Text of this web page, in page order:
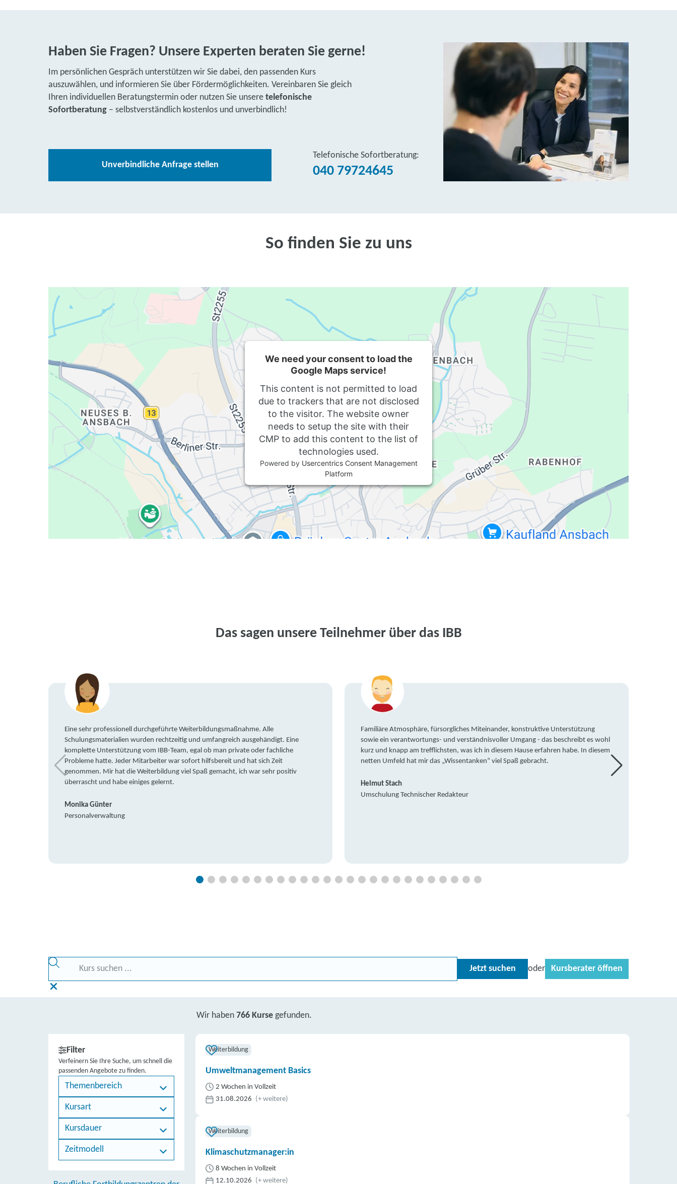
Haben Sie Fragen? Unsere Experten beraten Sie gerne!
Im persönlichen Gespräch unterstützen wir Sie dabei, den passenden Kurs
auszuwählen, und informieren Sie über Fördermöglichkeiten. Vereinbaren Sie gleich
Ihren individuellen Beratungstermin oder nutzen Sie unsere telefonische
Sofortberatung – selbstverständlich kostenlos und unverbindlich!
Unverbindliche Anfrage stellen
Telefonische Sofortberatung:
040 79724645
So finden Sie zu uns
We need your consent to load the
Google Maps service!
This content is not permitted to load
due to trackers that are not disclosed
to the visitor. The website owner
needs to setup the site with their
CMP to add this content to the list of
technologies used.
Powered by Usercentrics Consent Management
Platform
Das sagen unsere Teilnehmer über das IBB
Eine sehr professionell durchgeführte Weiterbildungsmaßnahme. Alle
Schulungsmaterialien wurden rechtzeitig und umfangreich ausgehändigt. Eine
komplette Unterstützung vom IBB-Team, egal ob man private oder fachliche
Probleme hatte. Jeder Mitarbeiter war sofort hilfsbereit und hat sich Zeit
genommen. Mir hat die Weiterbildung viel Spaß gemacht, ich war sehr positiv
überrascht und habe einiges gelernt.
Monika Günter
Personalverwaltung
Familiäre Atmosphäre, fürsorgliches Miteinander, konstruktive Unterstützung
sowie ein verantwortungs- und verständnisvoller Umgang - das beschreibt es wohl
kurz und knapp am trefflichsten, was ich in diesem Hause erfahren habe. In diesem
netten Umfeld hat mir das „Wissentanken“ viel Spaß gebracht.
Helmut Stach
Umschulung Technischer Redakteur
Jetzt suchen oder Kursberater öffnen
Wir haben 766 Kurse gefunden.
Filter
Verfeinern Sie Ihre Suche, um schnell die
passenden Angebote zu finden.
Themenbereich
Kursart
Kursdauer
Zeitmodell
Weiterbildung
Umweltmanagement Basics
2 Wochen in Vollzeit
31.08.2026 (+ weitere)
Weiterbildung
Klimaschutzmanager:in
8 Wochen in Vollzeit
12.10.2026 (+ weitere)